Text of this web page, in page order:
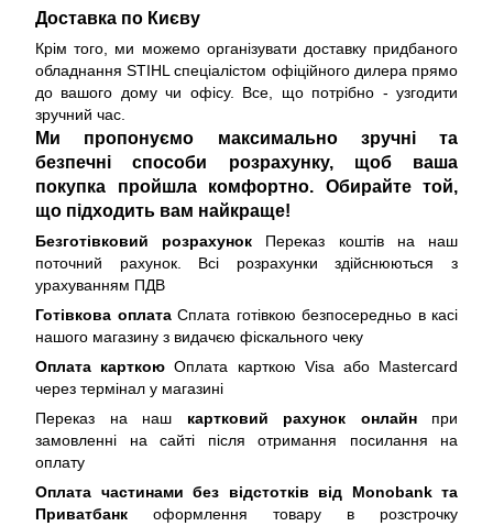
Доставка по Києву
Крім того, ми можемо організувати доставку придбаного
обладнання STIHL спеціалістом офіційного дилера прямо
до вашого дому чи офісу. Все, що потрібно - узгодити
зручний час.
Ми пропонуємо максимально зручні та
безпечні способи розрахунку, щоб ваша
покупка пройшла комфортно. Обирайте той,
що підходить вам найкраще!
Безготівковий розрахунок Переказ коштів на наш
поточний рахунок. Всі розрахунки здійснюються з
урахуванням ПДВ
Готівкова оплатаСплата готівкою безпосередньо в касі
нашого магазину з видачєю фіскального чеку
Оплата карткою Оплата карткою Visa або Mastercard
через термінал у магазині
Переказ на наш картковий рахунок онлайнпри
замовленні на сайті після отримання посилання на
оплату
Оплата частинами без відстотків від Monobank та
Приватбанк оформлення товару в розстрочку